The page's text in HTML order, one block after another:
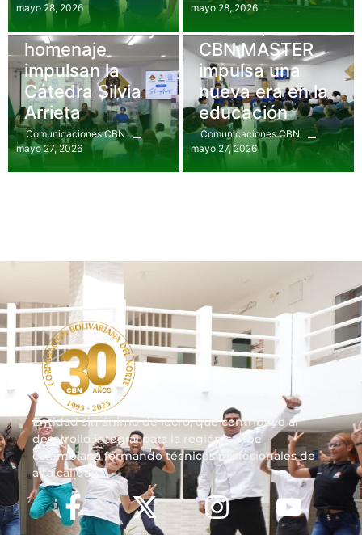
mayo 28, 2026
mayo 28, 2026
Eventos, Gastronomía
Conversatorio y
homenaje
impulsan la
Cátedra Silvia
Arrieta
Comunicaciones CBN
mayo 27, 2026
Comunicados, Eventos
CBN MASTER
impulsa una
nueva era en la
educación
Comunicaciones CBN
mayo 27, 2026
Entidad sin ánimo de lucro, que contribuye al
desarrollo integral para la región caribe
colombiana formando técnicos profesionales de
alta calidad.